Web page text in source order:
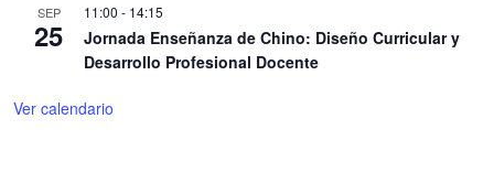
SEP
25
11:00 - 14:15
Jornada Enseñanza de Chino: Diseño Curricular y
Desarrollo Profesional Docente
Ver calendario